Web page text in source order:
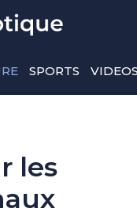
SPORTS
les